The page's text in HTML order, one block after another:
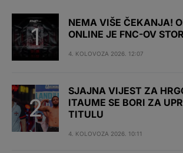
NEMA VIŠE ČEKANJA!
ONLINE JE FNC-OV
4. KOLOVOZA 2026. 12:07
SJAJNA VIJEST ZA
ITAUME SE BORI ZA
TITULU
4. KOLOVOZA 2026. 10:11